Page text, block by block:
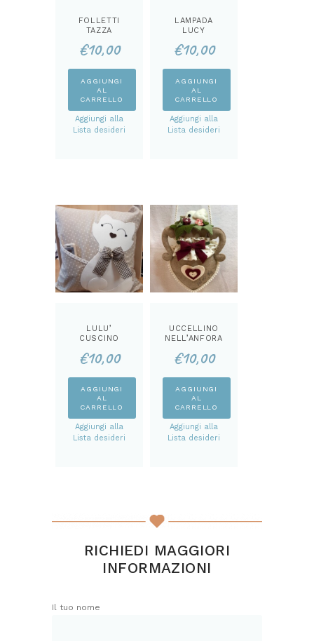
FOLLETTI
TAZZA
LO
€10,00
AGGIUNGI
AL
CARRELLO
Aggiungi alla
Lista desideri
LAMPADA
LUCY
LO
€10,00
AGGIUNGI
AL
CARRELLO
Aggiungi alla
Lista desideri
LULU’
CUSCINO
TELECOMAND
CARTAMODEL
LO
€10,00
AGGIUNGI
AL
CARRELLO
Aggiungi alla
Lista desideri
UCCELLINO
NELL’ANFORA
LO
€10,00
AGGIUNGI
AL
CARRELLO
Aggiungi alla
Lista desideri
RICHIEDI MAGGIORI
INFORMAZIONI
Il tuo nome